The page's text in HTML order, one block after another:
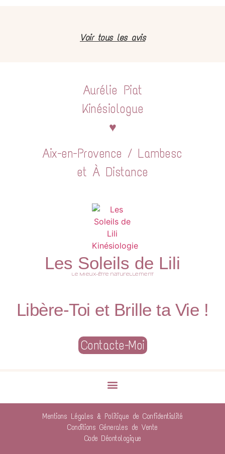
Voir tous les avis
Aurélie Piat
Kinésiologue
♥
Aix-en-Provence / Lambesc
et À Distance
Les Soleils de Lili
le Mieux-Être naturellement
Libère-Toi et Brille ta Vie !
Contacte-Moi
Mentions Légales & Politique de Confidentialité
Conditions Génerales de Vente
Code Déontologique